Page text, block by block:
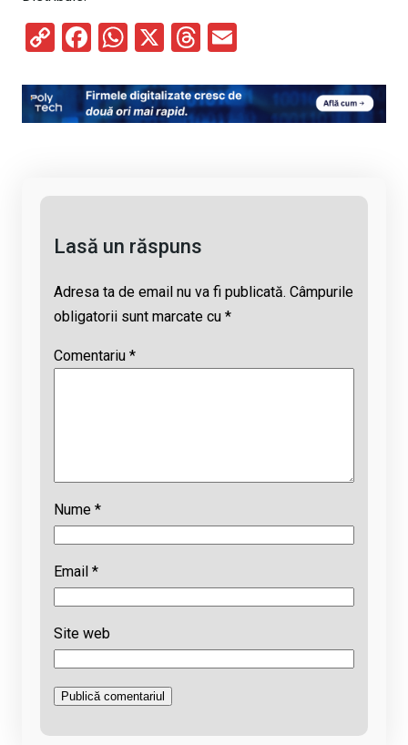
C
py
Li
F
ce
b
W
at
s
X
T
e
a
ail
Lasă un răspuns
Adresa ta de email nu va fi publicată. Câmpurile
obligatorii sunt marcate cu *
Comentariu *
Nume *
Email *
Site web